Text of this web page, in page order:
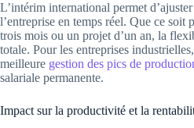
L’intérim international permet
l’entreprise en temps réel. Que ce soit
trois mois ou un projet d’un an, la
totale. Pour les entreprises
meilleure gestion des pics de
salariale permanente.
Impact sur la productivité et la